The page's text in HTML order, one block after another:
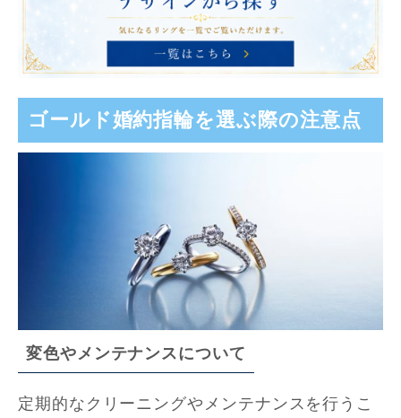
ゴールド婚約指輪を選ぶ際の注意点
変色やメンテナンスについて
定期的なクリーニングやメンテナンスを行うこ